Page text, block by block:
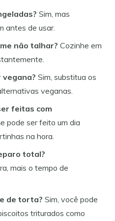
Sim, mas
antes de usar.
não talhar? Cozinhe em
vegana? Sim, substitua os
veganas.
feitas com
pode ser feito um dia
na hora.
total?
mais o tempo de
de torta? Sim, você pode
triturados como